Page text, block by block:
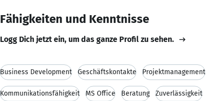
Fähigkeiten und Kenntnisse
Logg Dich jetzt ein, um das ganze Profil zu sehen.
Business Development Geschäftskontakte Projektmanagement
Kommunikationsfähigkeit MS Office Beratung Zuverlässigkeit